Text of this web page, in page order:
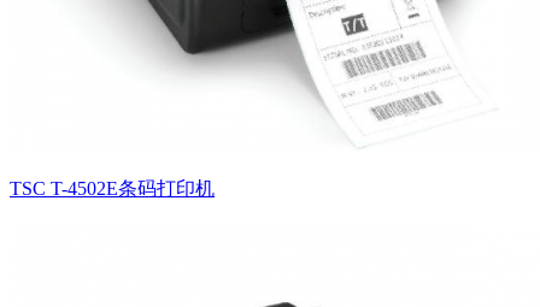
TSC T-4502E条码打印机